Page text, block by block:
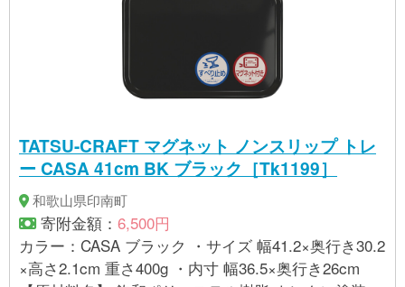
いでください。 ・テレビやパソコン、フロッピーデ
ィスクなど磁力の影響を受ける場所に置かないでく
ださい。 ・この商品は、家庭用の食洗機に対応して
おりますが、業務用の食洗機には対応しておりませ
じていることがございますが、使用上問題ございま
せん。予めご了承ください。 ・布地を一枚一枚成型
していますので、お届けする商品によって絵柄の位
置や風合いが多少異なることがあります。 ・商品の
色は、お使いのブラウザやモニターによって実際の
色と若干異なる場合がございます。ご了承下さい。
TATSU-CRAFT マグネット ノンスリップ トレ
ー CASA 41cm BK ブラック［Tk1199］
和歌山県印南町
寄附金額： 6,500円
カラー：CASA ブラック ・サイズ 幅41.2×奥行き30.2
×高さ2.1cm 重さ400g ・内寸 幅36.5×奥行き26cm